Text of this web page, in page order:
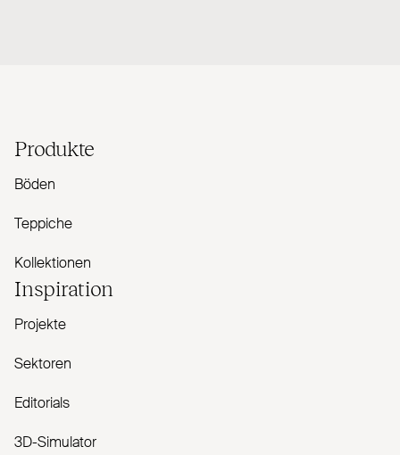
Produkte
Böden
Teppiche
Kollektionen
Inspiration
Projekte
Sektoren
Editorials
3D-Simulator